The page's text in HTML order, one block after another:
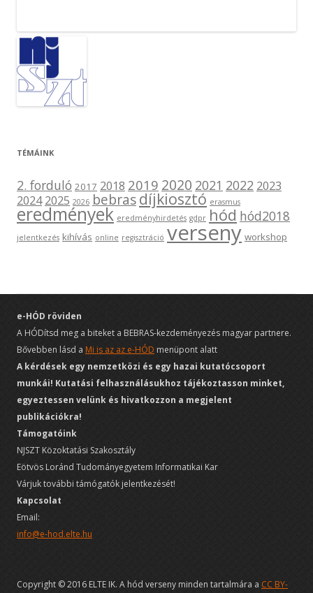
TÉMÁINK
2. forduló 2017 2018 2019 2020 2021 2022 2023
2024 2025 2026 bebrasdíjkiosztó erasmus
eredmények eredményhirdetés gdpr hód hód2018
jelentkezés kihívás online regisztráció verseny workshop
e-HÓD röviden
A HÓDítsd meg a biteket a BEBRAS-kezdeményezés magyar partnere.
Bővebben lásd a Mi is az az e-HÓD menüpont alatt
A kérdések egy nemzetközi és egy hazai kutatócsoport
munkái! Kutatási felhasználásukhoz tájékoztasson minket,
egyeztessen velünk és hivatkozzon a megjelent
publikációkra!
Támogatóink
NJSZT Közoktatási Szakosztály
Eötvös Loránd Tudományegyetem Informatikai Kar
Várjuk további támógatók jelentkezését!
Kapcsolat
Email:
info@e-hod.elte.hu
Copyright © 2016 ELTE IK. A hód verseny minden tartalmára a CC BY-